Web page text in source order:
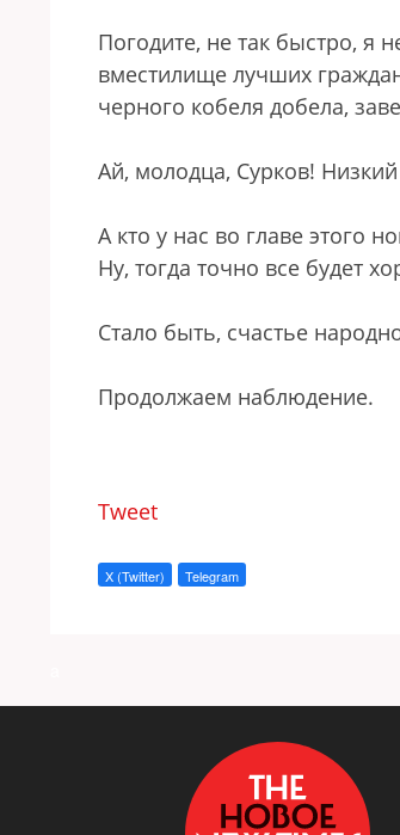
Погодите, не так быстро, я
вместилище лучших
черного кобеля добела,
Ай, молодца, Сурков!
А кто у нас во главе этого
Ну, тогда точно все будет
Стало быть, счастье
Продолжаем наблюдение.
Tweet
X (Twitter) Telegram